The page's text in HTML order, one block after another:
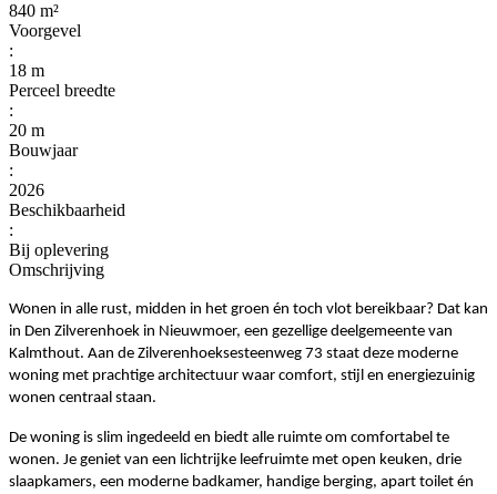
840 m²
Voorgevel
:
18 m
Perceel breedte
:
20 m
Bouwjaar
:
2026
Beschikbaarheid
:
Bij oplevering
Omschrijving
Wonen in alle rust, midden in het groen én toch vlot bereikbaar? Dat kan
in Den Zilverenhoek in Nieuwmoer, een gezellige deelgemeente van
Kalmthout. Aan de Zilverenhoeksesteenweg 73 staat deze moderne
woning met prachtige architectuur waar comfort, stijl en energiezuinig
wonen centraal staan.
De woning is slim ingedeeld en biedt alle ruimte om comfortabel te
wonen. Je geniet van een lichtrijke leefruimte met open keuken, drie
slaapkamers, een moderne badkamer, handige berging, apart toilet én